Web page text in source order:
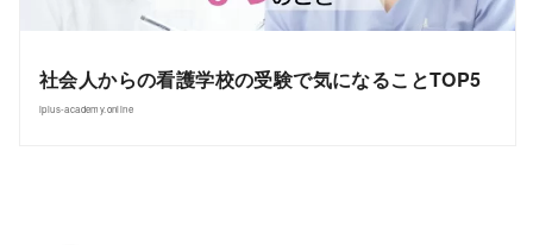
社会人からの看護学校の受験で気になることTOP5
iplus-academy.online